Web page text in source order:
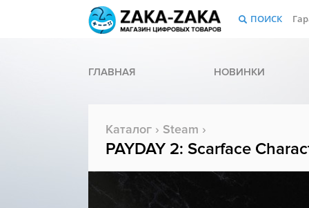
ПОИСК
ГЛАВНАЯ НОВИНКИ
Каталог › Steam ›
PAYDAY 2: Scarface